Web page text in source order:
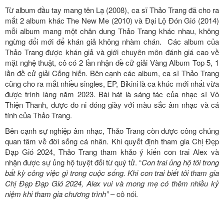
Từ album đầu tay mang tên Lạ (2008), ca sĩ Thảo Trang đã cho ra
mắt 2 album khác The New Me (2010) và Đại Lộ Đón Gió (2014)
mỗi album mang một chân dung Thảo Trang khác nhau, không
ngừng đổi mới để khán giả không nhàm chán. Các album của
Thảo Trang được khán giả và giới chuyên môn đánh giá cao về
mặt nghệ thuật, cô có 2 lần nhận đề cử giải Vàng Album Top 5, 1
lần đề cử giải Cống hiến. Bên cạnh các album, ca sĩ Thảo Trang
cũng cho ra mắt nhiều singles, EP, Bikini là ca khúc mới nhất vừa
được trình làng năm 2023. Bài hát là sáng tác của nhạc sĩ Võ
Thiện Thanh, được đo ni đóng giày với màu sắc âm nhạc và cá
tính của Thảo Trang.
Bên cạnh sự nghiệp âm nhạc, Thảo Trang còn được công chúng
quan tâm về đời sống cá nhân. Khi quyết định tham gia Chị Đẹp
Đạp Gió 2024, Thảo Trang tham khảo ý kiến con trai Alex và
nhận được sự ủng hộ tuyệt đối từ quý tử. “Con trai ủng hộ tôi trong
bất kỳ công việc gì trong cuộc sống. Khi con trai biết tôi tham gia
Chị Đẹp Đạp Gió 2024, Alex vui và mong mẹ có thêm nhiều kỷ
niệm khi tham gia chương trình”– cô nói.